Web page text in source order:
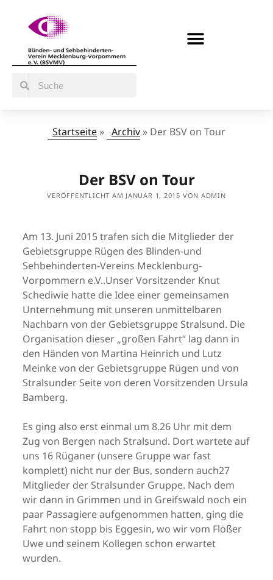
Startseite » Archiv » Der BSV on Tour
Der BSV on Tour
VERÖFFENTLICHT AM JANUAR 1, 2015 VON ADMIN
Am 13. Juni 2015 trafen sich die Mitglieder der
Gebietsgruppe Rügen des Blinden-und
Sehbehinderten-Vereins Mecklenburg-
Vorpommern e.V..Unser Vorsitzender Knut
Schediwie hatte die Idee einer gemeinsamen
Unternehmung mit unseren unmittelbaren
Nachbarn von der Gebietsgruppe Stralsund. Die
Organisation dieser „großen Fahrt“ lag dann in
den Händen von Martina Heinrich und Lutz
Meinke von der Gebietsgruppe Rügen und von
Stralsunder Seite von deren Vorsitzenden Ursula
Bamberg.
Es ging also erst einmal um 8.26 Uhr mit dem
Zug von Bergen nach Stralsund. Dort wartete auf
uns 16 Rüganer (unsere Gruppe war fast
komplett) nicht nur der Bus, sondern auch27
Mitglieder der Stralsunder Gruppe. Nach dem
wir dann in Grimmen und in Greifswald noch ein
paar Passagiere aufgenommen hatten, ging die
Fahrt non stopp bis Eggesin, wo wir vom Flößer
Uwe und seinem Kollegen schon erwartet
wurden.